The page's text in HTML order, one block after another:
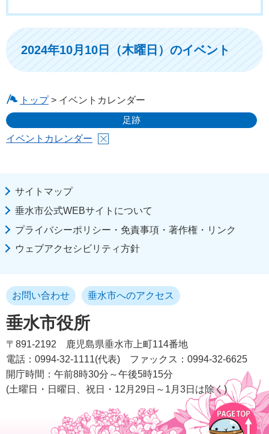
2024年10月10日（木曜日）のイベント
トップ> イベントカレンダー
足跡
イベントカレンダー
サイトマップ
垂水市公式WEBサイトについて
プライバシーポリシー・免責事項・著作権・リンク
ウェブアクセシビリティ方針
垂水市役所
お問い合わせ 垂水市へのアクセス
〒891-2192
鹿児島県垂水市上町114番地
電話：0994-32-1111(代表)
ファックス：0994-32-6625
開庁時間：午前8時30分～午後5時15分
(土曜日・日曜日、祝日・12月29日～1月3日は除く)